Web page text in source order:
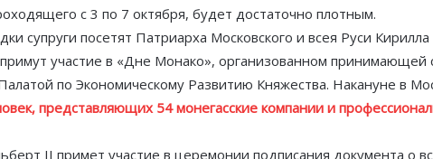
с 3 по 7 октября, будет достаточно плотным.
супруги посетят Патриарха Московского и всея Руси
участие в «Дне Монако», организованном принимающей
по Экономическому Развитию Княжества. Накануне в
представляющих 54 монегасские компании и
II примет участие в церемонии подписания документа о